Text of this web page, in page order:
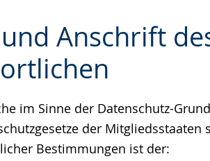
Anschrift
im Sinne der Datenschutz-
der Mitgliedsstaaten
Bestimmungen ist der: